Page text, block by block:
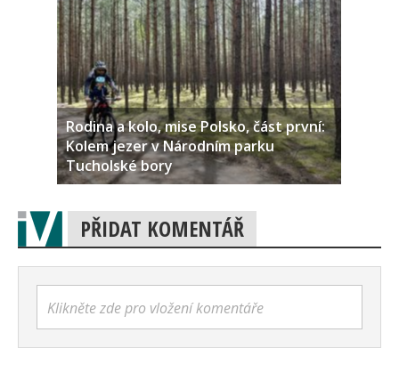
Rodina a kolo, mise Polsko, část první:
Kolem jezer v Národním parku
Tucholské bory
PŘIDAT KOMENTÁŘ
Klikněte zde pro vložení komentáře